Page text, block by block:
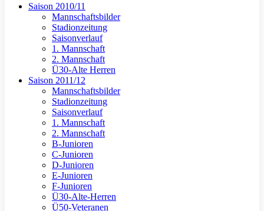
Saison 2010/11
Mannschaftsbilder
Stadionzeitung
Saisonverlauf
1. Mannschaft
2. Mannschaft
Ü30-Alte Herren
Saison 2011/12
Mannschaftsbilder
Stadionzeitung
Saisonverlauf
1. Mannschaft
2. Mannschaft
B-Junioren
C-Junioren
D-Junioren
E-Junioren
F-Junioren
Ü30-Alte-Herren
Ü50-Veteranen